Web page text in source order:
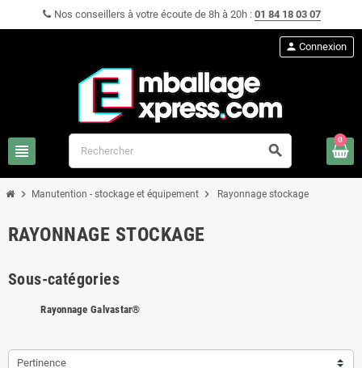
Nos conseillers à votre écoute de 8h à 20h : 01 84 18 03 07
view_headline search
person Connexion
0
chevron_right Manutention - stockage et équipement chevron_right Rayonnage stockage
RAYONNAGE STOCKAGE
Sous-catégories
Rayonnage Galvastar®
Pertinence